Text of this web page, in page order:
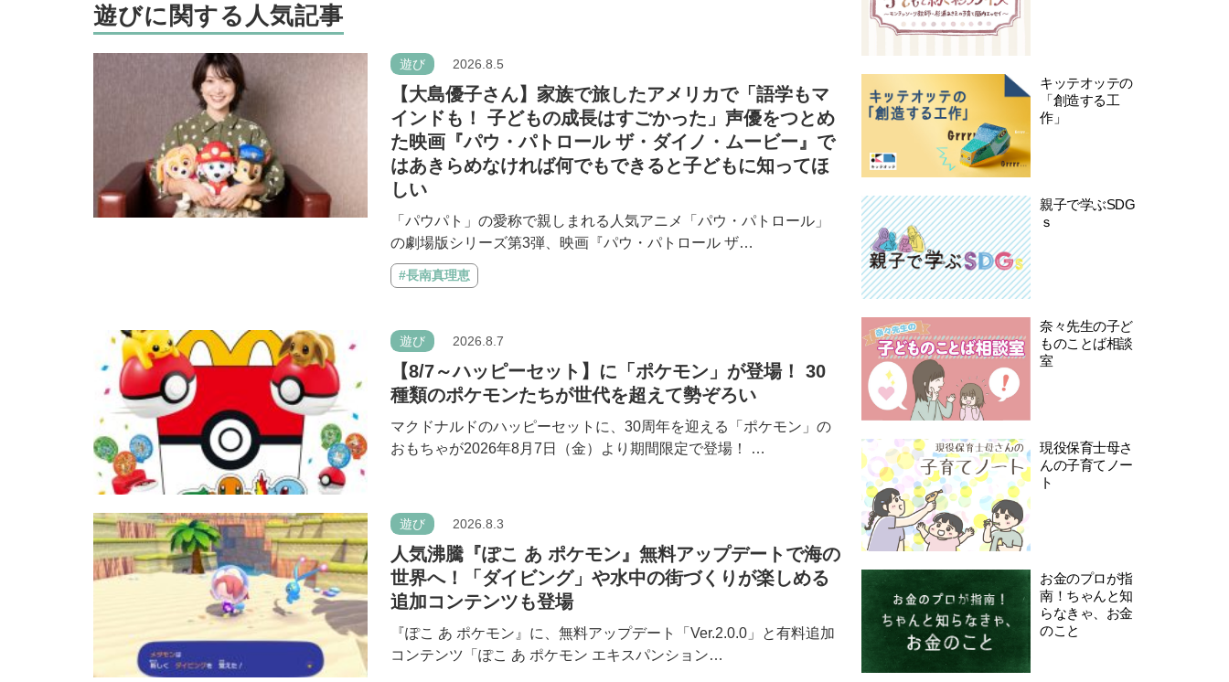
遊びに関する人気記事
遊び 2026.8.5
【大島優子さん】家族で旅したアメリカで「語学もマ
インドも！ 子どもの成長はすごかった」声優をつとめ
た映画『パウ・パトロール ザ・ダイノ・ムービー』で
はあきらめなければ何でもできると子どもに知ってほ
しい
「パウパト」の愛称で親しまれる人気アニメ「パウ・パトロール」
の劇場版シリーズ第3弾、映画『パウ・パトロール ザ…
#長南真理恵
遊び 2026.8.7
【8/7～ハッピーセット】に「ポケモン」が登場！ 30
種類のポケモンたちが世代を超えて勢ぞろい
マクドナルドのハッピーセットに、30周年を迎える「ポケモン」の
おもちゃが2026年8月7日（金）より期間限定で登場！ …
遊び 2026.8.3
人気沸騰『ぽこ あ ポケモン』無料アップデートで海の
世界へ！「ダイビング」や水中の街づくりが楽しめる
追加コンテンツも登場
『ぽこ あ ポケモン』に、無料アップデート「Ver.2.0.0」と有料追加
コンテンツ「ぽこ あ ポケモン エキスパンション…
キッテオッテの
「創造する工
作」
親子で学ぶSDG
ｓ
奈々先生の子ど
ものことば相談
室
現役保育士母さ
んの子育てノー
ト
お金のプロが指
南！ちゃんと知
らなきゃ、お金
のこと